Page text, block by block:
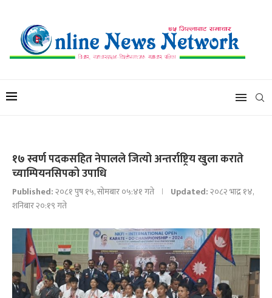
१७ स्वर्ण पदकसहित नेपालले जित्यो अन्तर्राष्ट्रिय खुला कराते
च्याम्पियनसिपको उपाधि
Published:२०८१ पुष १५, सोमबार ०५:४१ गते Updated:२०८२ भाद्र १४,
शनिबार २०:१९ गते